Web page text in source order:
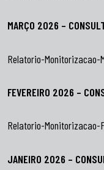
MARÇO 2026 –
Relatorio-Monitorizacao-
FEVEREIRO 2026 –
Relatorio-Monitorizacao-
JANEIRO 2026 –